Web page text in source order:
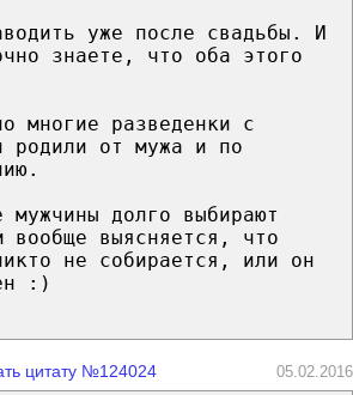
уже после свадьбы. И
знаете, что оба этого
многие разведенки с
родили от мужа и по
мужчины долго выбирают
вообще выясняется, что
не собирается, или он
:)
цитату №124024 05.02.2016